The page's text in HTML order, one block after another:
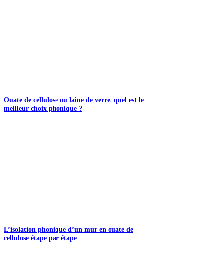
Ouate de cellulose ou laine de verre, quel est le
meilleur choix phonique ?
L’isolation phonique d’un mur en ouate de
cellulose étape par étape